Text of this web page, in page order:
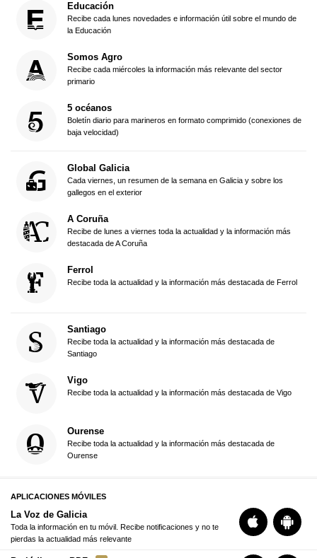
Educación
Recibe cada lunes novedades e información útil sobre el mundo de
la Educación
Somos Agro
Recibe cada miércoles la información más relevante del sector
primario
5 océanos
Boletín diario para marineros en formato comprimido (conexiones de
baja velocidad)
Global Galicia
Cada viernes, un resumen de la semana en Galicia y sobre los
gallegos en el exterior
A Coruña
Recibe de lunes a viernes toda la actualidad y la información más
destacada de A Coruña
Ferrol
Recibe toda la actualidad y la información más destacada de Ferrol
Santiago
Recibe toda la actualidad y la información más destacada de
Santiago
Vigo
Recibe toda la actualidad y la información más destacada de Vigo
Ourense
Recibe toda la actualidad y la información más destacada de
Ourense
APLICACIONES MÓVILES
La Voz de Galicia
Toda la información en tu móvil. Recibe notificaciones y no te
pierdas la actualidad más relevante